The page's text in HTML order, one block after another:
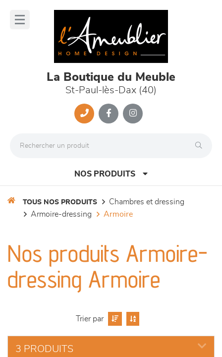
La Boutique du Meuble
St-Paul-lès-Dax (40)
NOS PRODUITS
séjours
meubles de complément
literie
TOUS NOS PRODUITS
chambres et dressing
armoire-dressing
armoire
Nos produits Armoire-
dressing Armoire
Trier par
3 PRODUITS